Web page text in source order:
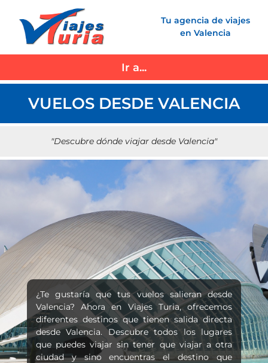
contenido
Tu agencia de viajes
en Valencia
Ir a...
VUELOS DESDE VALENCIA
"Descubre dónde viajar desde Valencia"
¿Te gustaría que tus vuelos salieran desde
Valencia? Ahora en Viajes Turia, ofrecemos
diferentes destinos que tienen salida directa
desde Valencia. Descubre todos los lugares
que puedes viajar sin tener que viajar a otra
ciudad y sino encuentras el destino que